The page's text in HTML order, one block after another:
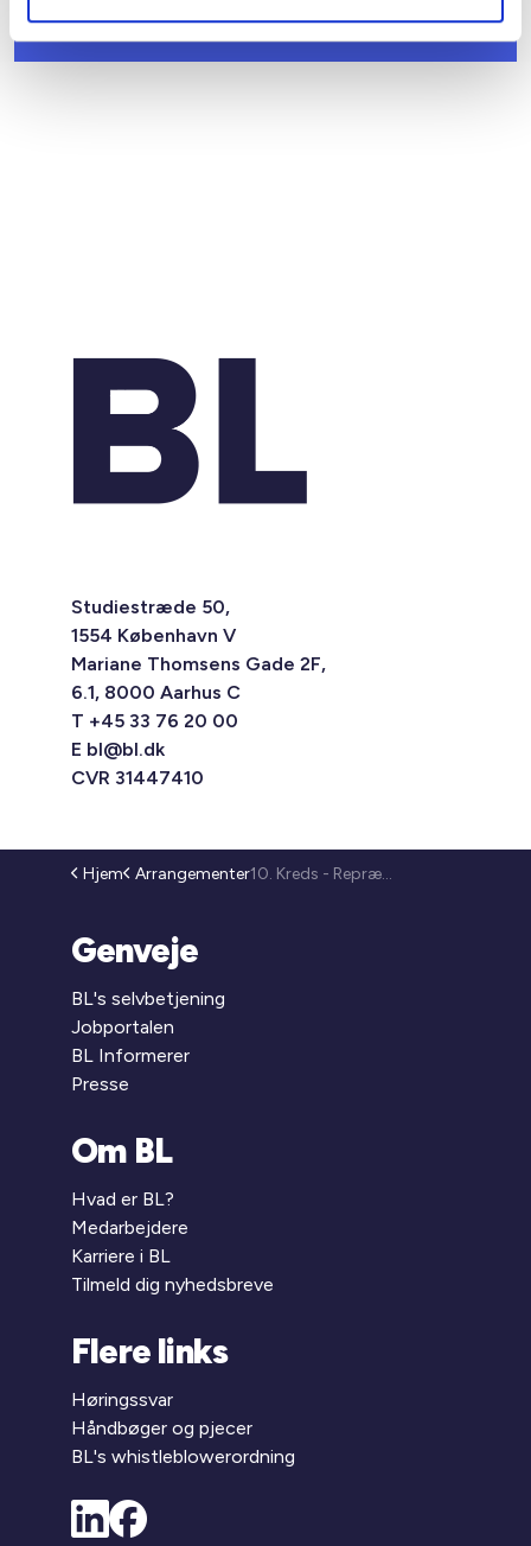
Studiestræde 50,
1554 København V
Mariane Thomsens Gade 2F,
6.1, 8000 Aarhus C
T +45 33 76 20 00
E bl@bl.dk
CVR 31447410
Hjem Arrangementer 10. Kreds - Repræsentantmøde (25-294)
Genveje
BL's selvbetjening
Jobportalen
BL Informerer
Presse
Om BL
Hvad er BL?
Medarbejdere
Karriere i BL
Tilmeld dig nyhedsbreve
Flere links
Høringssvar
Håndbøger og pjecer
BL's whistleblowerordning